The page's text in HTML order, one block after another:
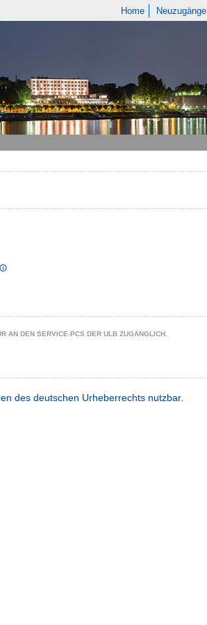
Home Neuzugänge
AN DEN SERVICE-PCS DER ULB ZUGÄNGLICH.
des deutschen Urheberrechts nutzbar.